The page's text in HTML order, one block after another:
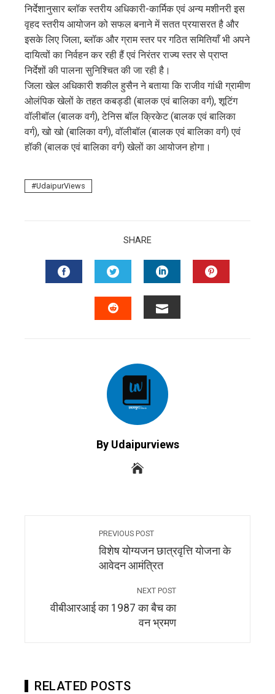
निर्देशानुसार ब्लॉक स्तरीय अधिकारी-कार्मिक एवं अन्य मशीनरी इस
वृहद स्तरीय आयोजन को सफल बनाने में सतत प्रयासरत है और
इसके लिए जिला, ब्लॉक और ग्राम स्तर पर गठित समितियाँ भी अपने
दायित्वों का निर्वहन कर रही हैं एवं निरंतर राज्य स्तर से प्राप्त
निर्देशों की पालना सुनिश्चित की जा रही है।
जिला खेल अधिकारी शकील हुसैन ने बताया कि राजीव गांधी ग्रामीण
ओलंपिक खेलों के तहत कबड्डी (बालक एवं बालिका वर्ग), शूटिंग
वॉलीबॉल (बालक वर्ग), टेनिस बॉल क्रिकेट (बालक एवं बालिका
वर्ग), खो खो (बालिका वर्ग), वॉलीबॉल (बालक एवं बालिका वर्ग) एवं
हॉकी (बालक एवं बालिका वर्ग) खेलों का आयोजन होगा।
UdaipurViews
SHARE
FACEBOOKTWITTERLINKEDIN
By Udaipurviews
PREVIOUS POST
विशेष योग्यजन छात्रवृत्ति योजना के
आवेदन आमंत्रित
NEXT POST
वीबीआरआई का 1987 का बैच का
वन भ्रमण
RELATED POSTS